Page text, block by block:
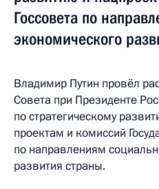
Госсовета по
экономического
Владимир Путин провёл
Совета при Президенте
по стратегическому
проектам и комиссий
по направлениям
развития страны.